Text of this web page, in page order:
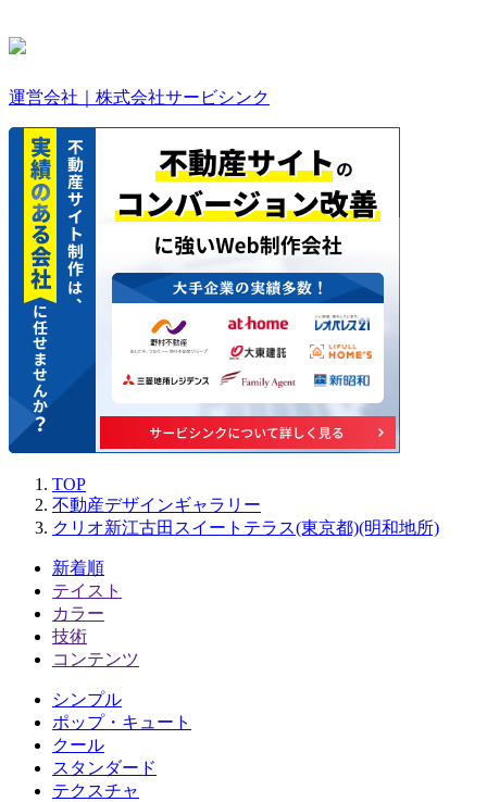
運営会社｜株式会社サービシンク
TOP
不動産デザインギャラリー
クリオ新江古田スイートテラス(東京都)(明和地所)
新着順
テイスト
カラー
技術
コンテンツ
シンプル
ポップ・キュート
クール
スタンダード
テクスチャ